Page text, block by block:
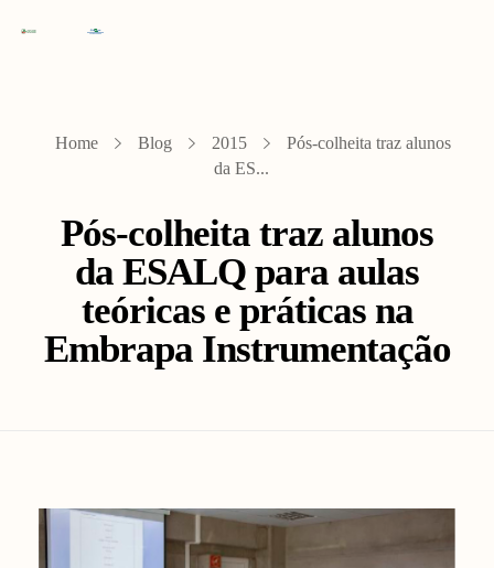
Home Blog 2015
Pós-colheita traz alunos
da ES...
Pós-colheita traz alunos
da ESALQ para aulas
teóricas e práticas na
Embrapa Instrumentação